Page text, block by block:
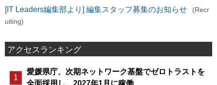
[IT Leaders編集部より] 編集スタッフ募集のお知らせ
(Recr
uiting)
アクセスランキング
愛媛県庁、次期ネットワーク基盤でゼロトラストを